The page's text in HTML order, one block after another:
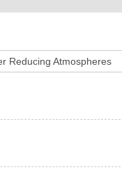
Reducing Atmospheres